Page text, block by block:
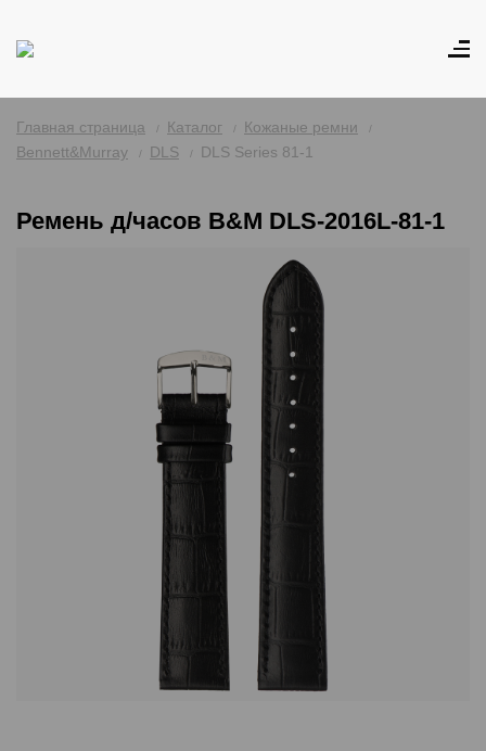
Главная страница Каталог
Кожаные ремни
Bennett&Murray
DLS DLS Series 81-1
Ремень д/часов B&M DLS-2016L-81-1